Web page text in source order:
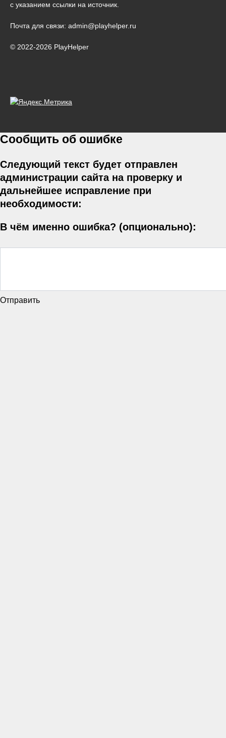
с указанием ссылки на источник.
Почта для связи: admin@playhelper.ru
© 2022-2026 PlayHelper
Сообщить об ошибке
Следующий текст будет отправлен
администрации сайта на проверку и
дальнейшее исправление при
необходимости:
В чём именно ошибка? (опционально):
Отправить